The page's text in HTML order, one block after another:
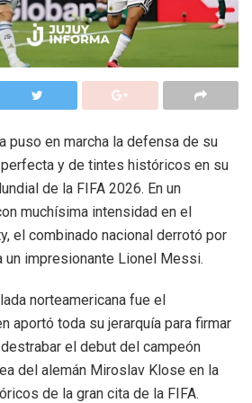
puso en marcha la defensa de su
perfecta y de tintes históricos en su
de la FIFA 2026. En un
muchísima intensidad en el
el combinado nacional derrotó por
un impresionante Lionel Messi.
norteamericana fue el
aportó toda su jerarquía para firmar
el debut del campeón
del alemán Miroslav Klose en la
de la gran cita de la FIFA.